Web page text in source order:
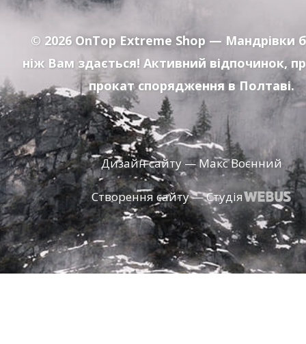
© 2026 OnTop Extreme Shop — Мандрівки
ніж Вам здається! Активний відпочинок,
прокат спорядження в Полтаві.
Дизайн сайту — Макс Воєнний
Створення сайту — Студія